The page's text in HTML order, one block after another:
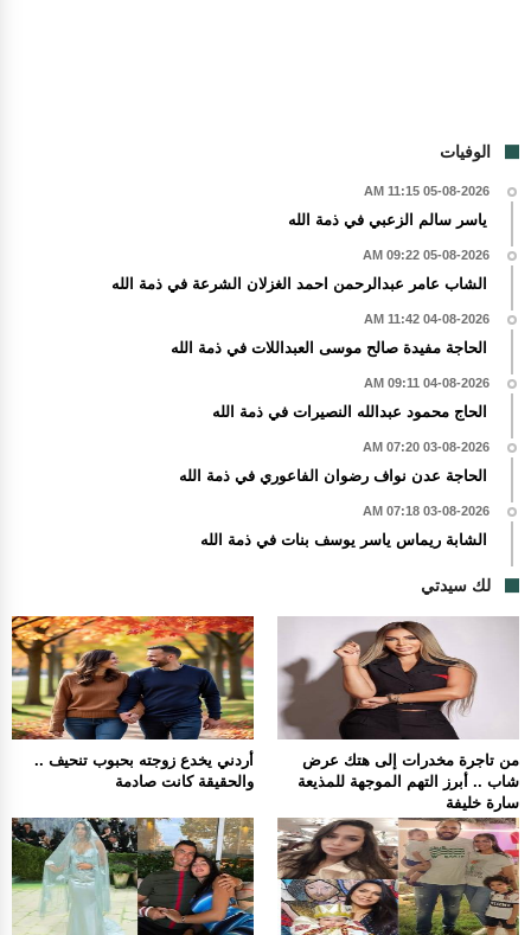
الوفيات
05-08-2026 11:15 AM
ياسر سالم الزعبي في ذمة الله
05-08-2026 09:22 AM
الشاب عامر عبدالرحمن احمد الغزلان الشرعة في ذمة الله
04-08-2026 11:42 AM
الحاجة مفيدة صالح موسى العبداللات في ذمة الله
04-08-2026 09:11 AM
الحاج محمود عبدالله النصيرات في ذمة الله
03-08-2026 07:20 AM
الحاجة عدن نواف رضوان الفاعوري في ذمة الله
03-08-2026 07:18 AM
الشابة ريماس ياسر يوسف بنات في ذمة الله
لك سيدتي
أردني يخدع زوجته بحبوب تنحيف ..
والحقيقة كانت صادمة
من تاجرة مخدرات إلى هتك عرض
شاب .. أبرز التهم الموجهة للمذيعة
سارة خليفة